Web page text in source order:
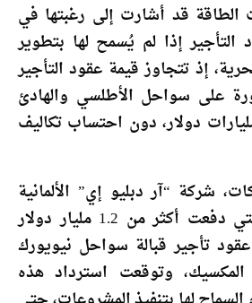
قد أشارت إلى رغبتها في
التأجير إذا لم يُسمح لها بتطوير
إذ تتجاوز قيمة عقود التأجير
على سواحل الأطلسي والهادئ
المكسيك 5 مليارات دولار، دون احتساب تكاليف
شركة “آر دبليو إي” الألمانية
للطاقة المتجددة، التي دفعت أكثر من 1.2 مليار دولار
تأجير قبالة سواحل نيويورك
المكسيك، وتوقعت استرداد هذه